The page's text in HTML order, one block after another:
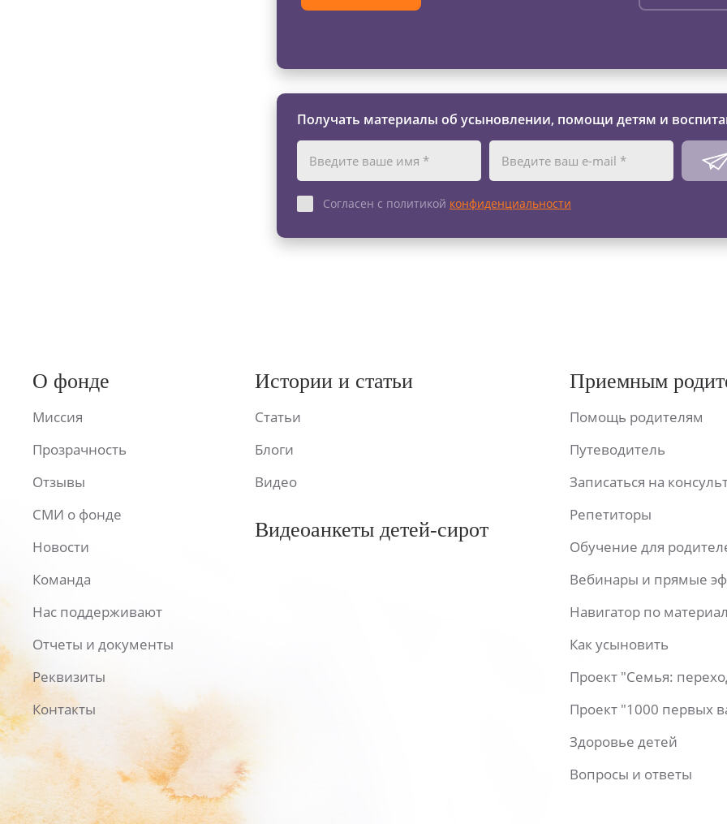
Получать материалы об усыновлении, помощи детям и
Согласен с политикой конфиденциальности
О фонде
Миссия
Прозрачность
Отзывы
СМИ о фонде
Новости
Команда
Нас поддерживают
Отчеты и документы
Реквизиты
Контакты
Истории и статьи
Статьи
Блоги
Видео
Видеоанкеты детей-сирот
Приемным
Помощь родителям
Путеводитель
Записаться на
Репетиторы
Обучение для
Вебинары и прямые
Навигатор по
Как усыновить
Проект "Семья:
Проект "1000 первых
Здоровье детей
Вопросы и ответы